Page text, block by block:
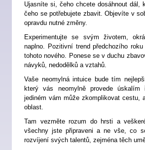
Ujasníte si, čeho chcete dosáhnout dál,
čeho se potřebujete zbavit. Objevíte v
opravdu nutné změny.
Experimentujte se svým životem,
naplno. Pozitivní trend předchozího
tohoto nového. Ponese se v duchu
návyků, nedodělků a vztahů.
Vaše neomylná intuice bude tím
který vás neomylně provede
jediném vám může zkomplikovat cestu,
oblast.
Tam vezměte rozum do hrsti a
všechny jste připraveni a ne vše, co
rozvíjení svých talentů, zejména těch